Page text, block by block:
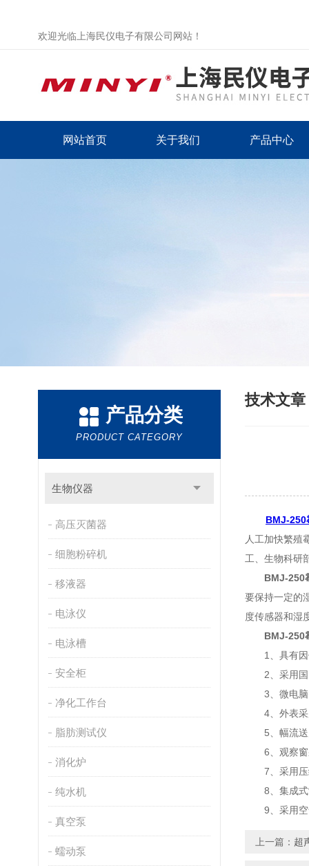
欢迎光临上海民仪电子有限公司网站！
网站首页 关于我们 产品中心
产品分类
PRODUCT CATEGORY
生物仪器
高压灭菌器
细胞粉碎机
移液器
电泳仪
电泳槽
安全柜
净化工作台
脂肪测试仪
消化炉
纯水机
真空泵
蠕动泵
技术文章
BMJ-250
人工加快繁殖
工、生物科研
BMJ-250
要保持一定的
度传感器和湿
BMJ-250
1、具有因
2、采用国内
3、微电脑
4、外表采
5、幅流送
6、观察窗采
7、采用压
8、集成式制
9、采用空
上一篇： 超